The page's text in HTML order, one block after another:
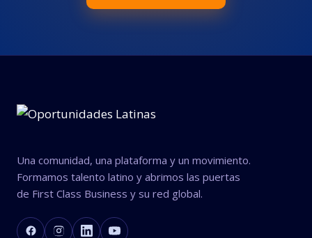
Una comunidad, una plataforma y un movimiento.
Formamos talento latino y abrimos las puertas
de First Class Business y su red global.